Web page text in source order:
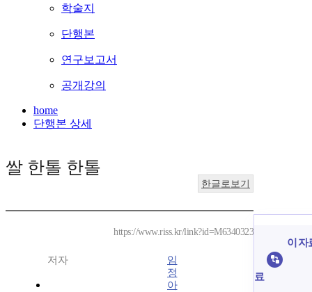
학술지
단행본
연구보고서
공개강의
home
단행본 상세
쌀 한톨 한톨
한글로보기
https://www.riss.kr/link?id=M6340323
저자
임
정
아
이 자
료